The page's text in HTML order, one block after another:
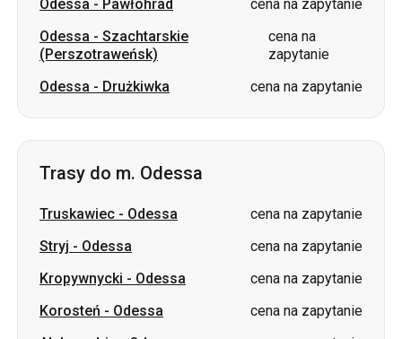
Odessa - Pawłohrad
cena na zapytanie
Odessa - Szachtarskie
(Perszotraweńsk)
cena na
zapytanie
Odessa - Drużkiwka cena na zapytanie
Trasy do m. Odessa
Truskawiec - Odessa
cena na zapytanie
Stryj - Odessa
cena na zapytanie
Kropywnycki - Odessa
cena na zapytanie
Korosteń - Odessa
cena na zapytanie